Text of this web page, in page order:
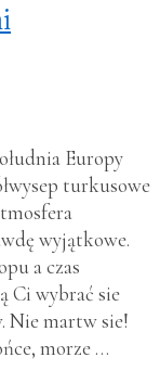
Europy
turkusowe
wyjątkowe.
a czas
Ci wybrać sie
Nie martw sie!
morze …